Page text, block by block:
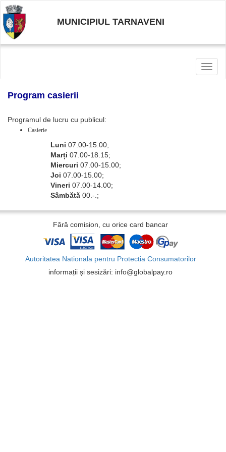
MUNICIPIUL TARNAVENI
Program casierii
Programul de lucru cu publicul:
Casierie
Luni 07.00-15.00;
Marți 07.00-18.15;
Miercuri 07.00-15.00;
Joi 07.00-15.00;
Vineri 07.00-14.00;
Sâmbătă00.-.;
Fără comision, cu orice card bancar
Autoritatea Nationala pentru Protectia Consumatorilor
informații și sesizări: info@globalpay.ro